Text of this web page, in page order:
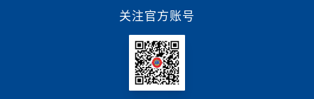
关注官方账号